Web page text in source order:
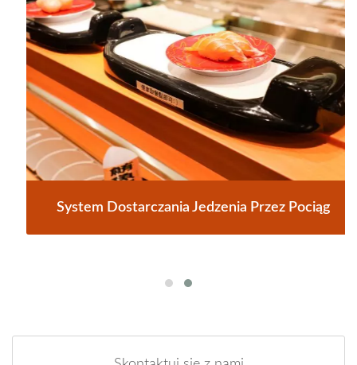
System Dostarczania Jedzenia Przez Pociąg